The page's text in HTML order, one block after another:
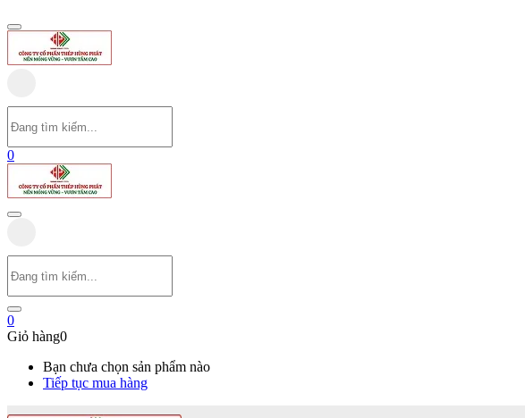
0
0
Giỏ hàng0
Bạn chưa chọn sản phẩm nào
Tiếp tục mua hàng